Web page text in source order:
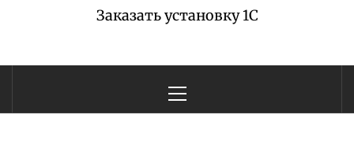
Заказать установку 1С
Menu